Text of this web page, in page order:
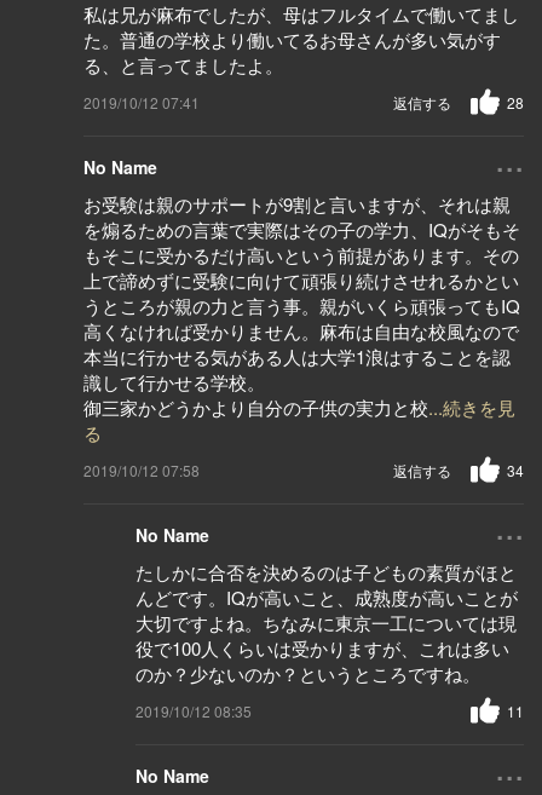
私は兄が麻布でしたが、母はフルタイムで働いてまし
た。普通の学校より働いてるお母さんが多い気がす
る、と言ってましたよ。
2019/10/12 07:41 28
返信する
No Name ...
お受験は親のサポートが9割と言いますが、それは親
を煽るための言葉で実際はその子の学力、IQがそもそ
もそこに受かるだけ高いという前提があります。その
上で諦めずに受験に向けて頑張り続けさせれるかとい
うところが親の力と言う事。親がいくら頑張ってもIQ
高くなければ受かりません。麻布は自由な校風なので
本当に行かせる気がある人は大学1浪はすることを認
識して行かせる学校。
御三家かどうかより自分の子供の実力と校...続きを見
る
2019/10/12 07:58 34
返信する
No Name ...
たしかに合否を決めるのは子どもの素質がほと
んどです。IQが高いこと、成熟度が高いことが
大切ですよね。ちなみに東京一工については現
役で100人くらいは受かりますが、これは多い
のか？少ないのか？というところですね。
2019/10/12 08:35 11
No Name ...